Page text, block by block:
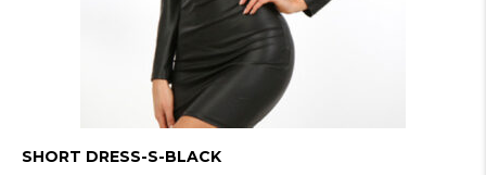
SHORT DRESS-S-BLACK